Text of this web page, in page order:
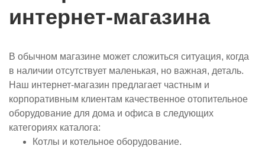
интернет-магазина
В обычном магазине может сложиться ситуация, когда
в наличии отсутствует маленькая, но важная, деталь.
Наш интернет-магазин предлагает частным и
корпоративным клиентам качественное отопительное
оборудование для дома и офиса в следующих
категориях каталога:
Котлы и котельное оборудование.